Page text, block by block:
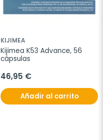
KIJIMEA
Kijimea K53 Advance, 56
cápsulas
46,95 €
Añadir al carrito